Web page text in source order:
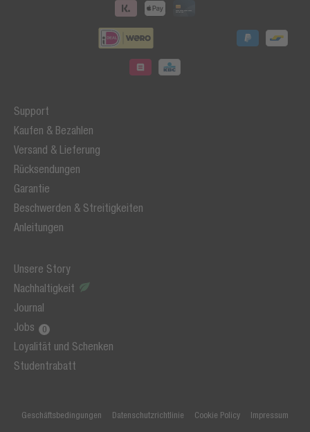
Support
Kaufen & Bezahlen
Versand & Lieferung
Rücksendungen
Garantie
Beschwerden & Streitigkeiten
Anleitungen
Unsere Story
Nachhaltigkeit
Journal
Jobs
Loyalität und Schenken
Studentrabatt
Geschäftsbedingungen Datenschutzrichtlinie Cookie Policy Impressum